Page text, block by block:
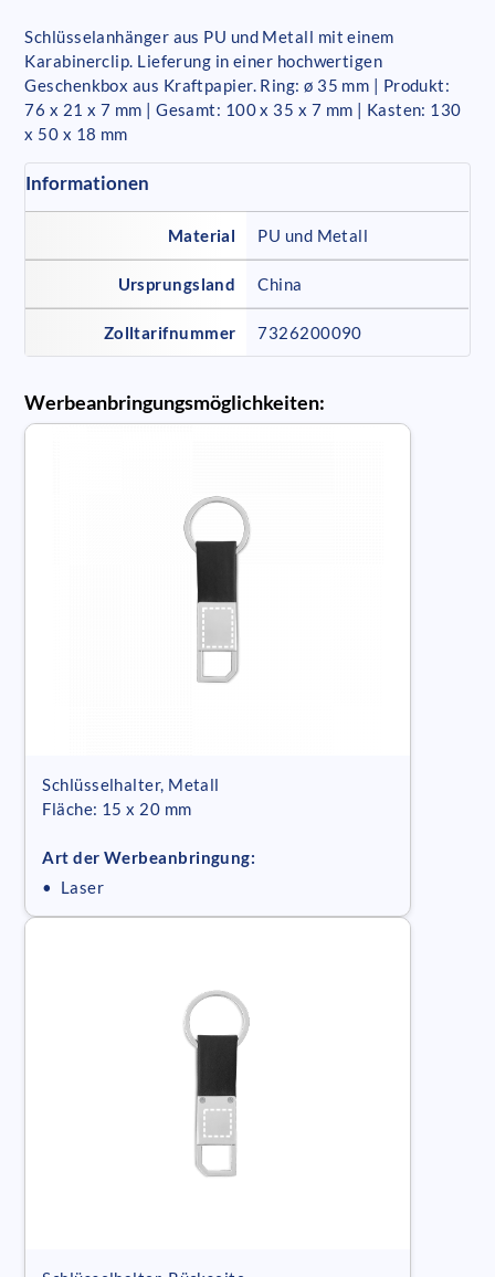
Schlüsselanhänger aus PU und Metall mit einem
Karabinerclip. Lieferung in einer hochwertigen
Geschenkbox aus Kraftpapier. Ring: ø 35 mm | Produkt:
76 x 21 x 7 mm | Gesamt: 100 x 35 x 7 mm | Kasten: 130
x 50 x 18 mm
Informationen
Material PU und Metall
Ursprungsland China
Zolltarifnummer 7326200090
Werbeanbringungsmöglichkeiten:
Schlüsselhalter, Metall
Fläche: 15 x 20 mm
Art der Werbeanbringung:
• Laser